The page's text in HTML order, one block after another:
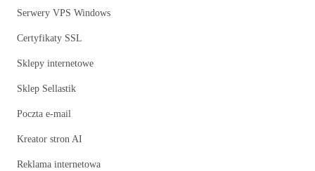
Serwery VPS Windows
Certyfikaty SSL
Sklepy internetowe
Sklep Sellastik
Poczta e-mail
Kreator stron AI
Reklama internetowa